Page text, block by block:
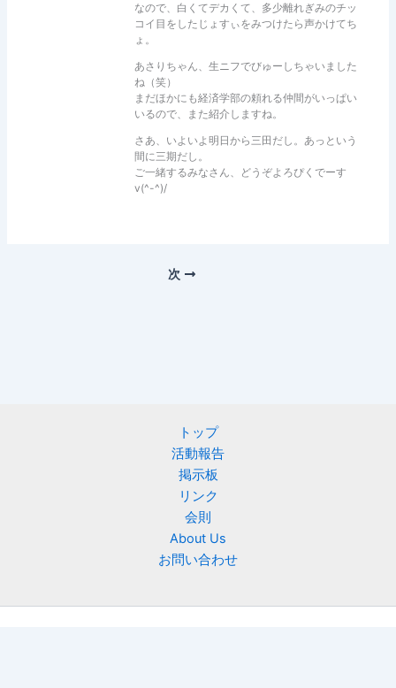
なので、白くてデカくて、多少離れぎみのチッ
コイ目をしたじょすぃをみつけたら声かけてち
ょ。
あさりちゃん、生ニフでびゅーしちゃいました
ね（笑）
まだほかにも経済学部の頼れる仲間がいっぱい
いるので、また紹介しますね。
さあ、いよいよ明日から三田だし。あっという
間に三期だし。
ご一緒するみなさん、どうぞよろぴくでーす
v(^-^)/
次
トップ
活動報告
掲示板
リンク
会則
About Us
お問い合わせ